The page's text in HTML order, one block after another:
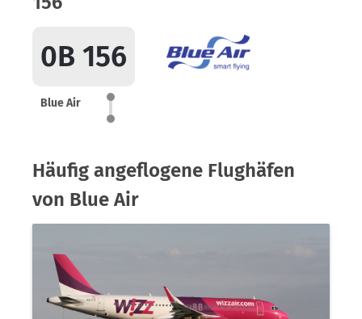
0B 156
Blue Air
Häufig angeflogene Flughäfen
von Blue Air